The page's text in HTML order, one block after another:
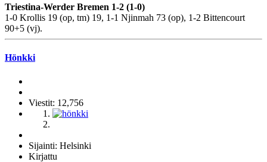
Triestina-Werder Bremen 1-2 (1-0)
1-0 Krollis 19 (op, tm) 19, 1-1 Njinmah 73 (op), 1-2 Bittencourt
90+5 (vj).
Hönkki
Viestit: 12,756
Sijainti: Helsinki
Kirjattu